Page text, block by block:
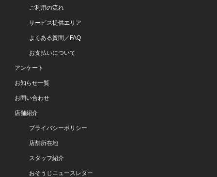
ご利用の流れ
サービス提供エリア
よくある質問／FAQ
お支払いについて
アンケート
お知らせ一覧
お問い合わせ
店舗紹介
プライバシーポリシー
店舗所在地
スタッフ紹介
おそうじニュースレター